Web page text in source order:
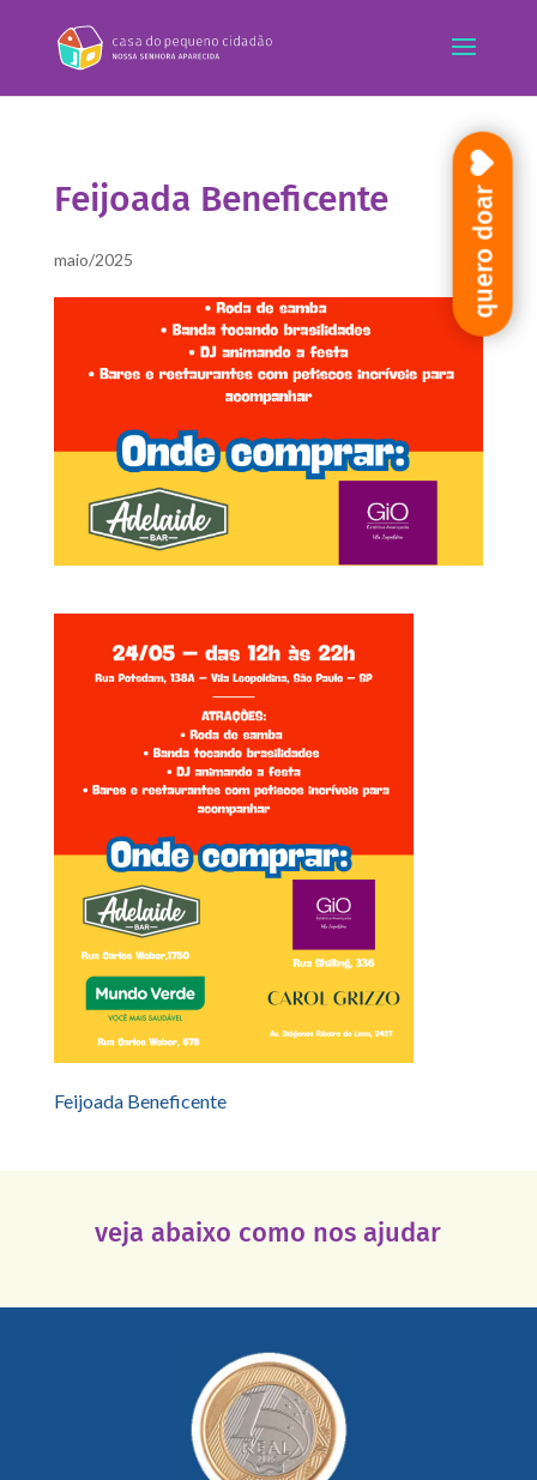
Feijoada Beneficente
maio/2025
Feijoada Beneficente
veja abaixo como nos ajudar
somada a de outras pessoas.
saiba mais
quero doar